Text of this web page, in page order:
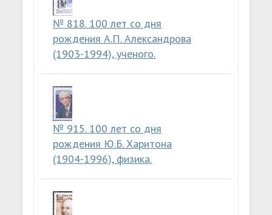
№ 818. 100 лет со дня
рождения А.П. Александрова
(1903-1994), ученого.
№ 915. 100 лет со дня
рождения Ю.Б. Харитона
(1904-1996), физика.